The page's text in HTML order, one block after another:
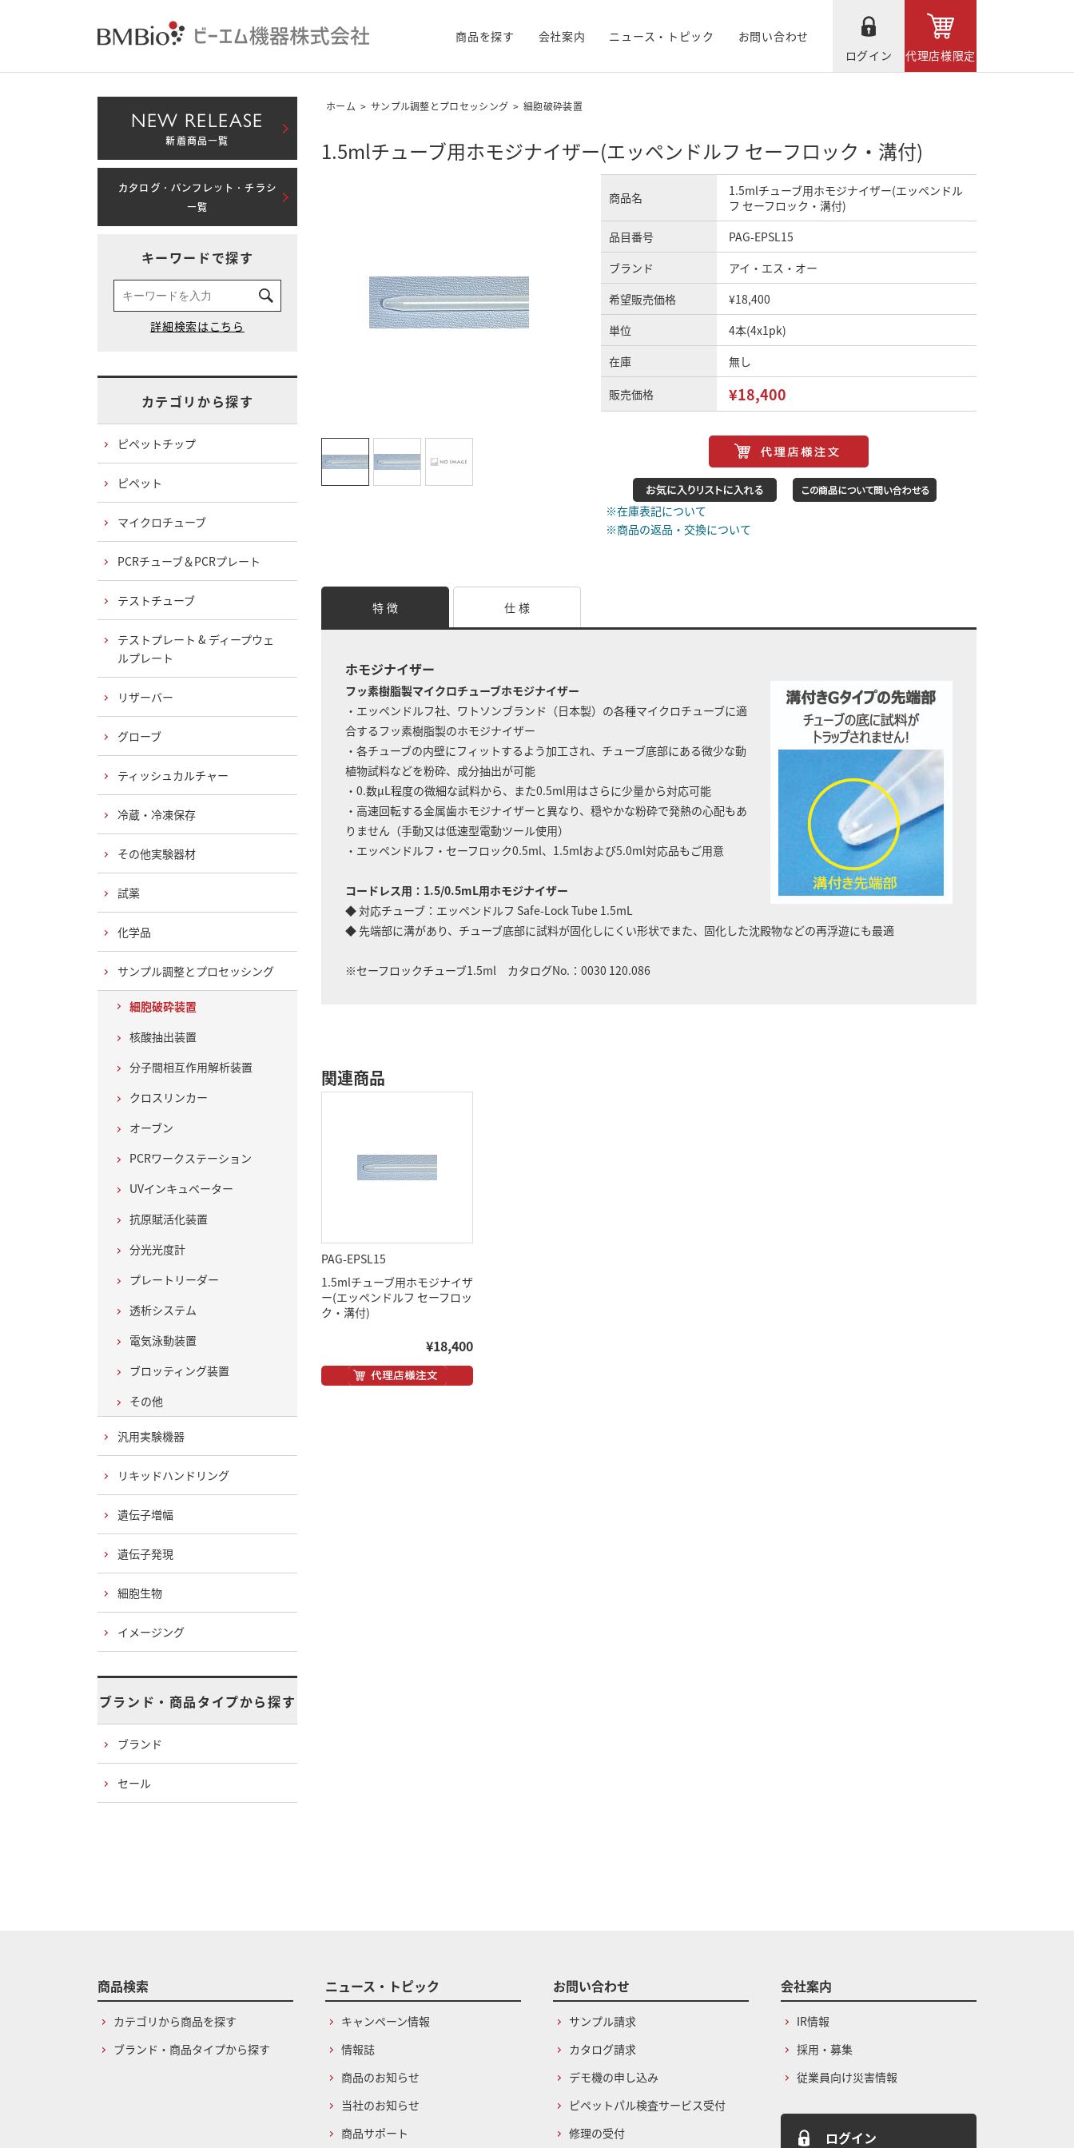
商品を探す 会社案内 ニュース・トピック
お問い合わせ
ログイン
代理店様限定
ホーム > サンプル調整とプロセッシング > 細胞破砕装置
1.5mlチューブ用ホモジナイザー(エッペンドルフ セーフロック・溝付)
商品名
1.5mlチューブ用ホモジナイザー(エッペンドル
フ セーフロック・溝付)
品目番号
PAG-EPSL15
ブランド
アイ・エス・オー
希望販売価格
¥18,400
単位
4本(4x1pk)
在庫
無し
販売価格 ¥18,400
※在庫表記について
※商品の返品・交換について
特 徴 仕 様
ホモジナイザー
フッ素樹脂製マイクロチューブホモジナイザー
・エッペンドルフ社、ワトソンブランド（日本製）の各種マイクロチューブに適
合するフッ素樹脂製のホモジナイザー
・各チューブの内壁にフィットするよう加工され、チューブ底部にある微少な動
植物試料などを粉砕、成分抽出が可能
・0.数μL程度の微細な試料から、また0.5ml用はさらに少量から対応可能
・高速回転する金属歯ホモジナイザーと異なり、穏やかな粉砕で発熱の心配もあ
りません（手動又は低速型電動ツール使用）
・エッペンドルフ・セーフロック0.5ml、1.5mlおよび5.0ml対応品もご用意
コードレス用：1.5/0.5mL用ホモジナイザー
◆ 対応チューブ：エッペンドルフ Safe-Lock Tube 1.5mL
◆ 先端部に溝があり、チューブ底部に試料が固化しにくい形状でまた、固化した沈殿物などの再浮遊にも最適
※セーフロックチューブ1.5ml カタログNo.：0030 120.086
関連商品
PAG-EPSL15
1.5mlチューブ用ホモジナイザ
ー(エッペンドルフ セーフロッ
ク・溝付)
¥18,400
NEW RELEASE
新着商品一覧
カタログ・パンフレット・チラシ
一覧
キーワードで探す
カテゴリから探す
ピペットチップ
ピペット
マイクロチューブ
PCRチューブ＆PCRプレート
テストチューブ
テストプレート & ディープウェ
ルプレート
リザーバー
グローブ
ティッシュカルチャー
冷蔵・冷凍保存
その他実験器材
試薬
化学品
サンプル調整とプロセッシング
細胞破砕装置
核酸抽出装置
分子間相互作用解析装置
クロスリンカー
オーブン
PCRワークステーション
UVインキュベーター
抗原賦活化装置
分光光度計
プレートリーダー
透析システム
電気泳動装置
ブロッティング装置
その他
汎用実験機器
リキッドハンドリング
遺伝子増幅
遺伝子発現
細胞生物
イメージング
ブランド・商品タイプから探す
ブランド
セール
商品検索
カテゴリから商品を探す
ブランド・商品タイプから探す
ニュース・トピック
キャンペーン情報
情報誌
商品のお知らせ
当社のお知らせ
商品サポート
お問い合わせ
サンプル請求
カタログ請求
デモ機の申し込み
ピペットパル検査サービス受付
修理の受付
会社案内
IR情報
採用・募集
従業員向け災害情報
ログイン